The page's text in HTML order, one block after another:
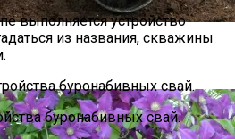
Для Посадки В Апреле,
Зацвели
выполняется устройство
из названия, скважины
буронабивных свай.